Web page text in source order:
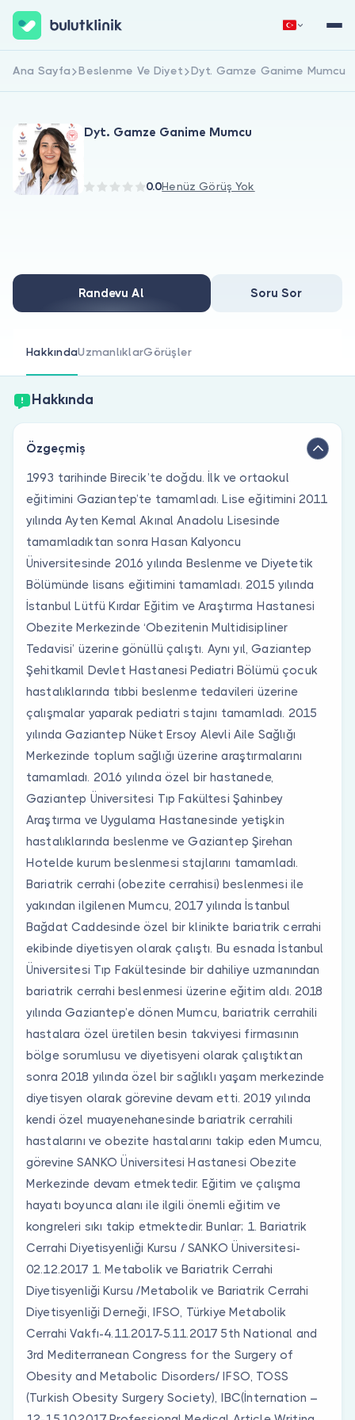
Doktorlar için
Doktor musunuz?
Hemen Kaydol Giriş Yap
Ana Sayfa Beslenme Ve Diyet Dyt. Gamze Ganime Mumcu
Dyt. Gamze Ganime Mumcu
0.0Henüz Görüş Yok
Randevu Al Soru Sor
HakkındaUzmanlıklarGörüşler
Hakkında
Özgeçmiş
1993 tarihinde Birecik’te doğdu. İlk ve ortaokul
eğitimini Gaziantep’te tamamladı. Lise eğitimini 2011
yılında Ayten Kemal Akınal Anadolu Lisesinde
tamamladıktan sonra Hasan Kalyoncu
Üniversitesinde 2016 yılında Beslenme ve Diyetetik
Bölümünde lisans eğitimini tamamladı. 2015 yılında
İstanbul Lütfü Kırdar Eğitim ve Araştırma Hastanesi
Obezite Merkezinde ‘Obezitenin Multidisipliner
Tedavisi’ üzerine gönüllü çalıştı. Aynı yıl, Gaziantep
Şehitkamil Devlet Hastanesi Pediatri Bölümü çocuk
hastalıklarında tıbbi beslenme tedavileri üzerine
çalışmalar yaparak pediatri stajını tamamladı. 2015
yılında Gaziantep Nüket Ersoy Alevli Aile Sağlığı
Merkezinde toplum sağlığı üzerine araştırmalarını
tamamladı. 2016 yılında özel bir hastanede,
Gaziantep Üniversitesi Tıp Fakültesi Şahinbey
Araştırma ve Uygulama Hastanesinde yetişkin
hastalıklarında beslenme ve Gaziantep Şirehan
Hotelde kurum beslenmesi stajlarını tamamladı.
Bariatrik cerrahi (obezite cerrahisi) beslenmesi ile
yakından ilgilenen Mumcu, 2017 yılında İstanbul
Bağdat Caddesinde özel bir klinikte bariatrik cerrahi
ekibinde diyetisyen olarak çalıştı. Bu esnada İstanbul
Üniversitesi Tıp Fakültesinde bir dahiliye uzmanından
bariatrik cerrahi beslenmesi üzerine eğitim aldı. 2018
yılında Gaziantep’e dönen Mumcu, bariatrik cerrahili
hastalara özel üretilen besin takviyesi firmasının
bölge sorumlusu ve diyetisyeni olarak çalıştıktan
sonra 2018 yılında özel bir sağlıklı yaşam merkezinde
diyetisyen olarak görevine devam etti. 2019 yılında
kendi özel muayenehanesinde bariatrik cerrahili
hastalarını ve obezite hastalarını takip eden Mumcu,
görevine SANKO Üniversitesi Hastanesi Obezite
Merkezinde devam etmektedir. Eğitim ve çalışma
hayatı boyunca alanı ile ilgili önemli eğitim ve
kongreleri sıkı takip etmektedir. Bunlar; 1. Bariatrik
Cerrahi Diyetisyenliği Kursu / SANKO Üniversitesi-
02.12.2017 1. Metabolik ve Bariatrik Cerrahi
Diyetisyenliği Kursu /Metabolik ve Bariatrik Cerrahi
Diyetisyenliği Derneği, IFSO, Türkiye Metabolik
Cerrahi Vakfı-4.11.2017-5.11.2017 5th National and
3rd Mediterranean Congress for the Surgery of
Obesity and Metabolic Disorders/ IFSO, TOSS
(Turkish Obesity Surgery Society), IBC(İnternation –